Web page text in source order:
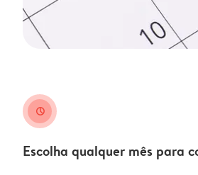
clock
Escolha qualquer mês para